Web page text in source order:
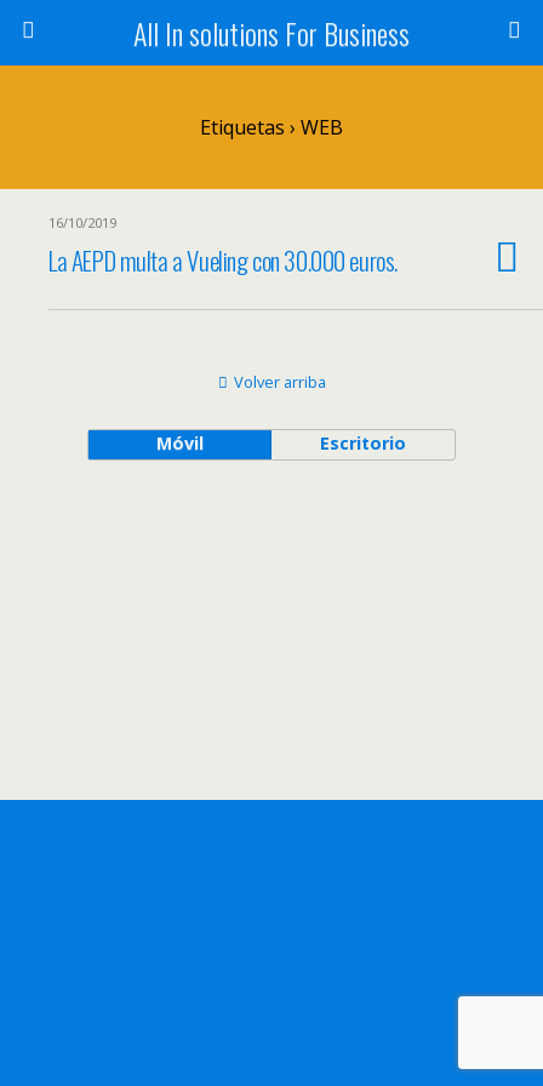
All In solutions For Business
Etiquetas › WEB
16/10/2019
La AEPD multa a Vueling con 30.000 euros.
Volver arriba
Móvil Escritorio